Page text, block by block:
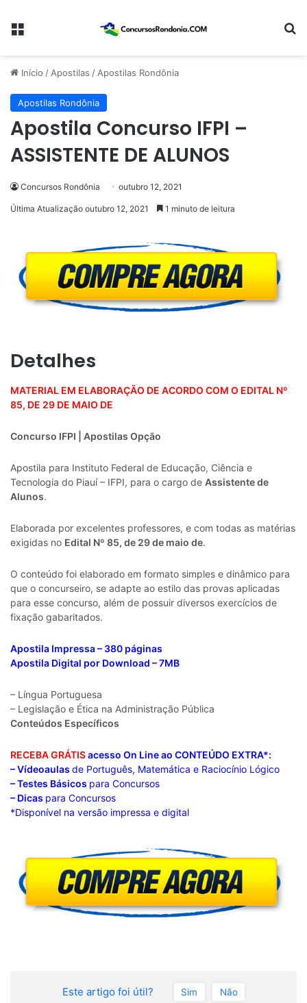
Menu
Início /Apostilas /Apostilas Rondônia
Apostilas Rondônia
Apostila Concurso IFPI –
ASSISTENTE DE ALUNOS
Concursos Rondônia outubro 12, 2021
Última Atualização outubro 12, 2021 1 minuto de leitura
Detalhes
MATERIAL EM ELABORAÇÃO DE ACORDO COM O EDITAL Nº
85, DE 29 DE MAIO DE
Concurso IFPI | Apostilas Opção
Apostila para Instituto Federal de Educação, Ciência e
Tecnologia do Piauí – IFPI, para o cargo de Assistente de
Alunos.
Elaborada por excelentes professores, e com todas as matérias
exigidas no Edital Nº 85, de 29 de maio de.
O conteúdo foi elaborado em formato simples e dinâmico para
que o concurseiro, se adapte ao estilo das provas aplicadas
para esse concurso, além de possuir diversos exercícios de
fixação gabaritados.
Apostila Impressa – 380 páginas
Apostila Digital por Download – 7MB
– Língua Portuguesa
– Legislação e Ética na Administração Pública
Conteúdos Específicos
RECEBA GRÁTISacesso On Line ao CONTEÚDO EXTRA*:
– Vídeoaulas de Português, Matemática e Raciocínio Lógico
– Testes Básicos para Concursos
– Dicas para Concursos
*Disponível na versão impressa e digital
Este artigo foi útil? Sim Não